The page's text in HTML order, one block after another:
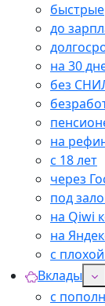
быстрые
до
на 30
без
на
с 18 лет
через
под
на Qiwi
на
с
Вклады
с